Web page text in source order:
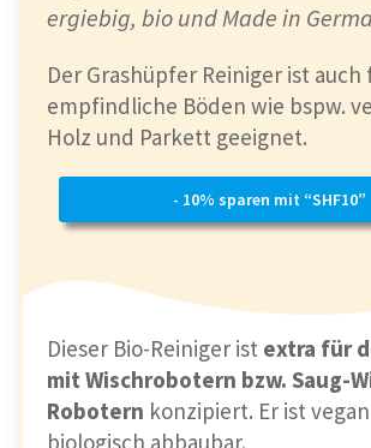
ergiebig, bio und Made in
Der Grashüpfer Reiniger ist auch
empfindliche Böden wie bspw.
Holz und Parkett geeignet.
- 10% sparen mit “SHF10”
Dieser Bio-Reiniger ist extra für
mit Wischrobotern bzw. Saug-
Robotern konzipiert. Er ist
biologisch abbaubar.